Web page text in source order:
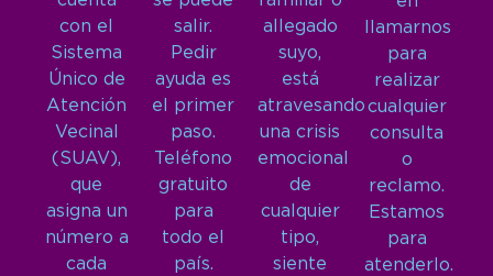
con el
Sistema
Único de
Atención
Vecinal
(SUAV),
que
asigna un
número a
cada
salir.
Pedir
ayuda es
el primer
paso.
Teléfono
gratuito
para
todo el
país.
allegado
suyo,
está
atravesando
una crisis
emocional
de
cualquier
tipo,
siente
llamarnos
para
realizar
cualquier
consulta
o
reclamo.
Estamos
para
atenderlo.